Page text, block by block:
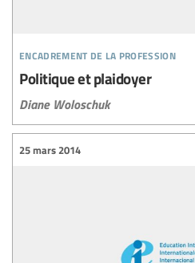
encadrement de la profession
Politique et plaidoyer
Diane Woloschuk
25 mars 2014